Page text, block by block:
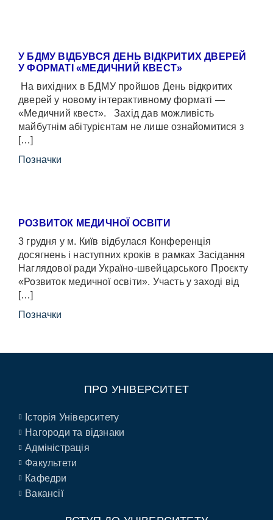
У БДМУ ВІДБУВСЯ ДЕНЬ ВІДКРИТИХ ДВЕРЕЙ
У ФОРМАТІ «МЕДИЧНИЙ КВЕСТ»
На вихідних в БДМУ пройшов День відкритих
дверей у новому інтерактивному форматі —
«Медичний квест». Захід дав можливість
майбутнім абітурієнтам не лише ознайомитися з
[…]
Позначки
РОЗВИТОК МЕДИЧНОЇ ОСВІТИ
3 грудня у м. Київ відбулася Конференція
досягнень і наступних кроків в рамках Засідання
Наглядової ради Україно-швейцарського Проєкту
«Розвиток медичної освіти». Участь у заході від
[…]
Позначки
ПРО УНІВЕРСИТЕТ
Історія Університету
Нагороди та відзнаки
Адміністрація
Факультети
Кафедри
Вакансії